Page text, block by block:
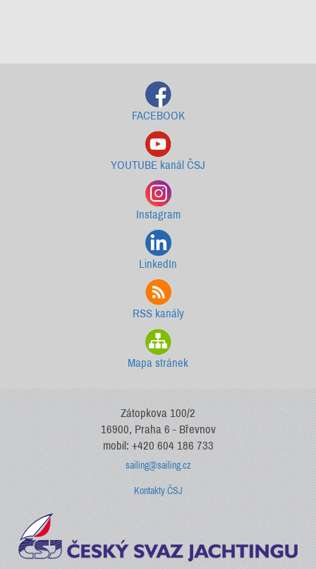
FACEBOOK
YOUTUBE kanál ČSJ
Instagram
LinkedIn
RSS kanály
Mapa stránek
Zátopkova 100/2
16900, Praha 6 - Břevnov
mobil: +420 604 186 733
sailing@sailing.cz
Kontakty ČSJ